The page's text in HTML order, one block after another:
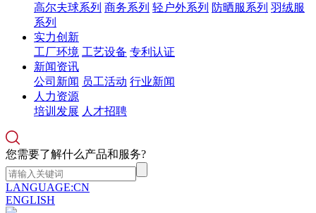
高尔夫球系列 商务系列 轻户外系列 防晒服系列 羽绒服
系列
实力创新
工厂环境 工艺设备 专利认证
新闻资讯
公司新闻 员工活动 行业新闻
人力资源
培训发展 人才招聘
您需要了解什么产品和服务?
LANGUAGE:CN
ENGLISH